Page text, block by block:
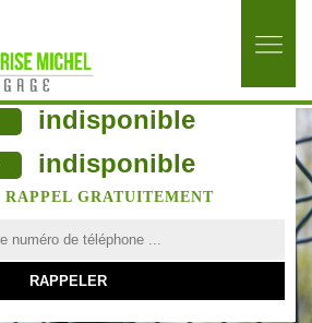
indisponible
indisponible
RAPPEL GRATUITEMENT